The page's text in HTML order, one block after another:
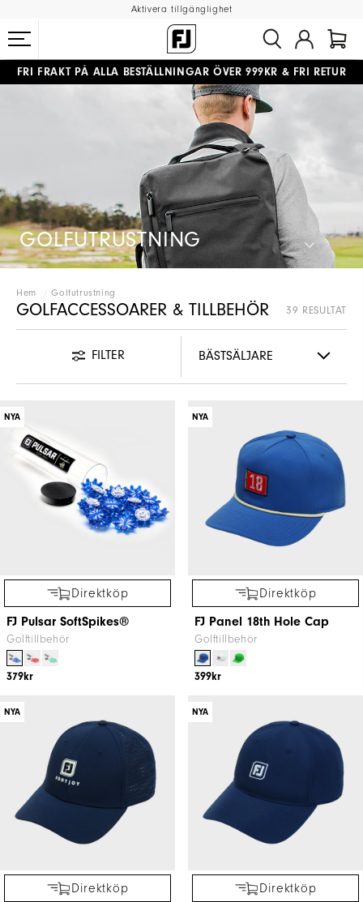
Aktivera tillgänglighet
#1 SHOE IN GOLF #1 GLOVE IN GOLF
FRI FRAKTPÅ ALLA BESTÄLLNINGAR ÖVER 999KR & FRI RETUR
GOLFUTRUSTNING
Hem Golfutrustning
GOLFACCESSOARER & TILLBEHÖR 39 RESULTAT
FILTER
NYA
Direktköp
FJ Pulsar SoftSpikes®
Golftillbehör
379kr
NYA
Direktköp
FJ Panel 18th Hole Cap
Golftillbehör
399kr
NYA
Direktköp
NYA
Direktköp